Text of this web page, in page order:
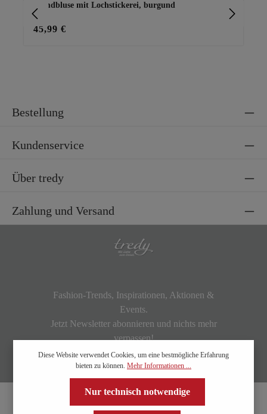
Hemdbluse mit Lochstickerei, burgund
45,99 €
Bestellung
Kundenservice
Über tredy
Zahlung und Versand
Fashion-Trends, Inspirationen, Aktionen &
Events.
Jetzt Newsletter abonnieren und nichts mehr
verpassen!
Diese Website verwendet Cookies, um eine bestmögliche Erfahrung
bieten zu können. Mehr Informationen ...
Nur technisch notwendige